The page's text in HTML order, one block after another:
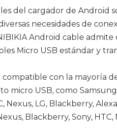
del cargador de Android
necesidades de
Android cable admite
Micro USB estándar y
con la mayoría
USB, como Samsung
Nexus, LG, Blackberry,
Blackberry, Sony, HTC,